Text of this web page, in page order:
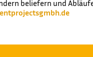
beliefern und